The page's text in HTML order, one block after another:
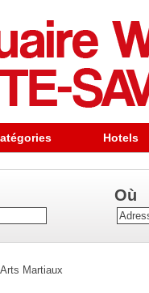
Hotels
Où
Arts Martiaux